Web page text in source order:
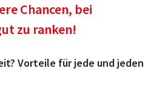
Chancen, bei
zu ranken!
Vorteile für jede und jeden